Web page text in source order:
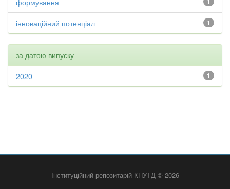
формування
1
інноваційний потенціал
за датою випуску
1
2020
Інституційний репозитарій КНУТД © 2026